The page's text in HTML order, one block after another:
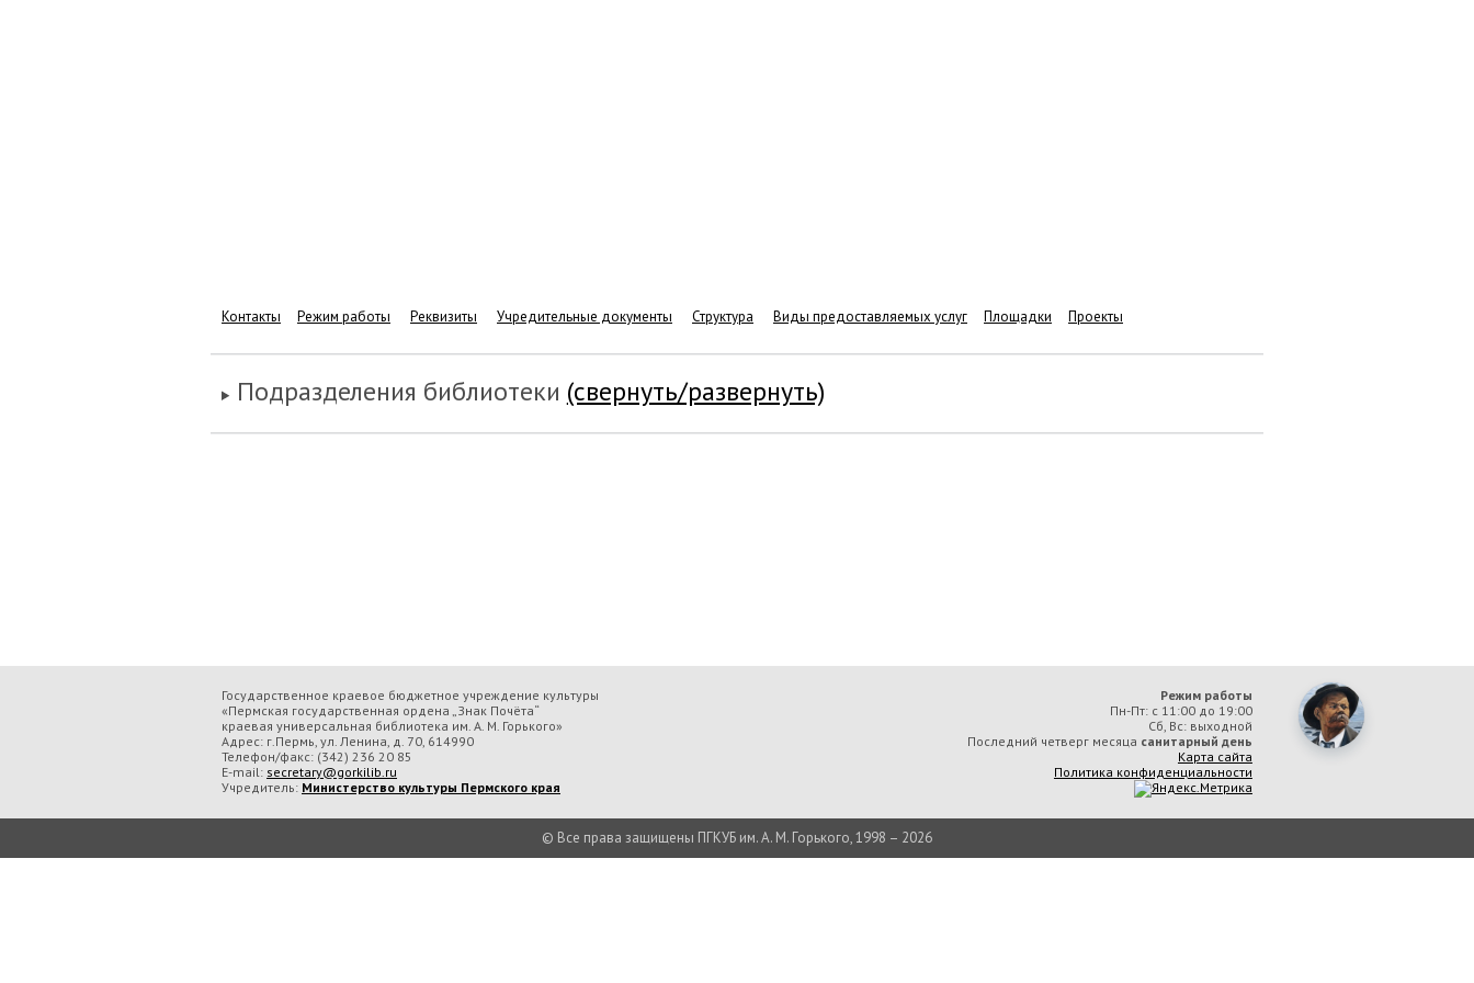
Контакты Режим работы Реквизиты Учредительные документы Структура Виды предоставляемых услуг Площадки Проекты
Подразделения библиотеки (свернуть/развернуть)
Государственное краевое бюджетное учреждение культуры
«Пермская государственная ордена „Знак Почёта“
краевая универсальная библиотека им. А. М. Горького»
Адрес: г.Пермь, ул. Ленина, д. 70, 614990
Телефон/факс: (342) 236 20 85
E-mail: secretary@gorkilib.ru
Учредитель: Министерство культуры Пермского края
Режим работы
Пн-Пт: с 11:00 до 19:00
Сб, Вс: выходной
Последний четверг месяца санитарный день
Карта сайта
Политика конфиденциальности
© Все права защищены ПГКУБ им. А. М. Горького, 1998 – 2026
Во время посещения сайта Государственное краевое бюджетное учреждение культуры «Пермская государственная ордена „Знак Почёта“ краевая универсальная библиотека им. А. М. Горького» вы соглашаетесь с тем, что мы
обрабатываем данные с использованием метрических программ.